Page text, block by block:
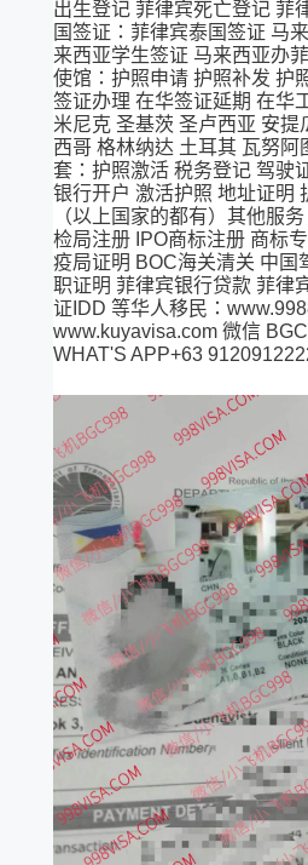
出生登记 菲律宾死亡登记 菲
国签证：菲律宾泰国签证 马
来西亚学生签证 马来西亚办
使馆：护照申请 护照补发 护
签证办理 在华签证延期 在华
米尼克 圣基茨 圣卢西亚 安提
西哥 格林纳达 土耳其 瓦努阿
套：护照激活 税务登记 驾驶
银行开户 激活护照 地址证明
（以上国家的都有）其他服
检局注册 IPO商标注册 商标
疫局证明 BOC海关清关 中国
职证明 菲律宾银行贷款 菲律
证IDD 等华人移民：
www.kuyavisa.com 微信
WHAT'S APP+63